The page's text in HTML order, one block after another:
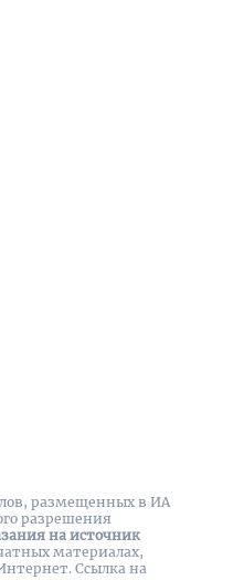
размещенных в ИА
разрешения
на источник
материалах,
Ссылка на